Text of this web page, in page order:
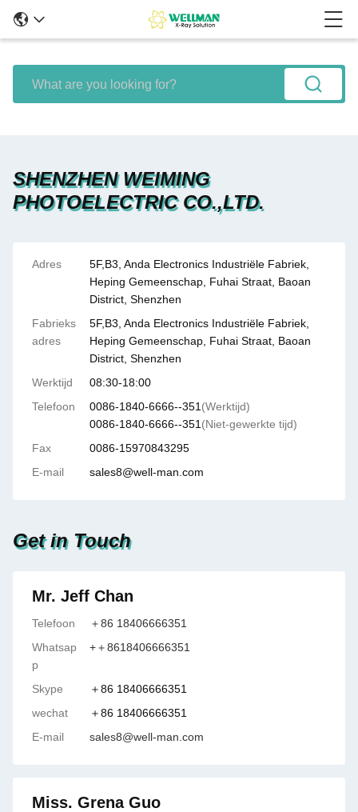
SHENZHEN WEIMING
PHOTOELECTRIC CO.,LTD.
Adres
5F,B3, Anda Electronics Industriële Fabriek,
Heping Gemeenschap, Fuhai Straat, Baoan
District, Shenzhen
Fabrieks
adres
5F,B3, Anda Electronics Industriële Fabriek,
Heping Gemeenschap, Fuhai Straat, Baoan
District, Shenzhen
Werktijd
08:30-18:00
Telefoon
0086-1840-6666--351 (Werktijd)
0086-1840-6666--351 (Niet-gewerkte tijd)
Fax
0086-15970843295
E-mail
sales8@well-man.com
Get in Touch
Mr. Jeff Chan
Telefoon
＋86 18406666351
Whatsap
p
+＋8618406666351
Skype
＋86 18406666351
wechat
＋86 18406666351
E-mail
sales8@well-man.com
Miss. Grena Guo